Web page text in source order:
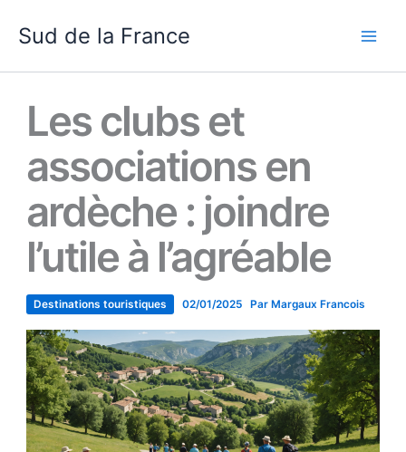
Sud de la France
Les clubs et
associations en
ardèche : joindre
l’utile à l’agréable
Destinations touristiques 02/01/2025 Par Margaux Francois